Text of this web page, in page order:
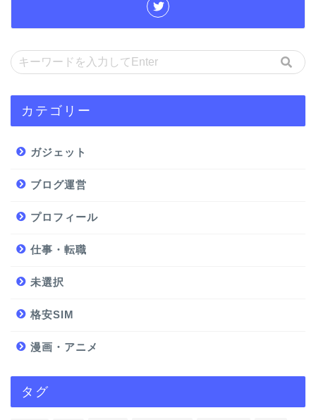
カテゴリー
ガジェット
ブログ運営
プロフィール
仕事・転職
未選択
格安SIM
漫画・アニメ
タグ